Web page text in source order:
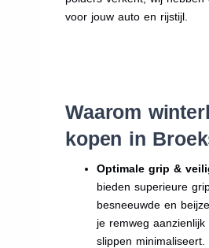
voor jouw auto en rijstijl.
Waarom
kopen in
Optimale grip &
bieden superieure
besneeuwde en
je remweg
slippen minimaliseert.